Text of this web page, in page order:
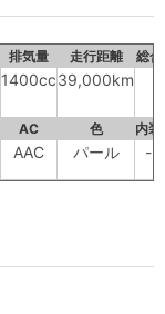
排気量 走行距離 総
1400cc39,000km
AC 色 内装
AAC パール -